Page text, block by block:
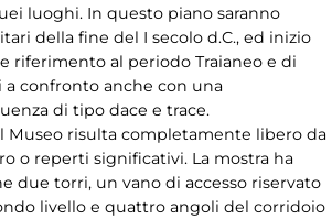
luoghi. In questo piano saranno
della fine del I secolo d.C., ed inizio
riferimento al periodo Traianeo e di
a confronto anche con una
di tipo dace e trace.
Museo risulta completamente libero da
o reperti significativi. La mostra ha
due torri, un vano di accesso riservato
livello e quattro angoli del corridoio